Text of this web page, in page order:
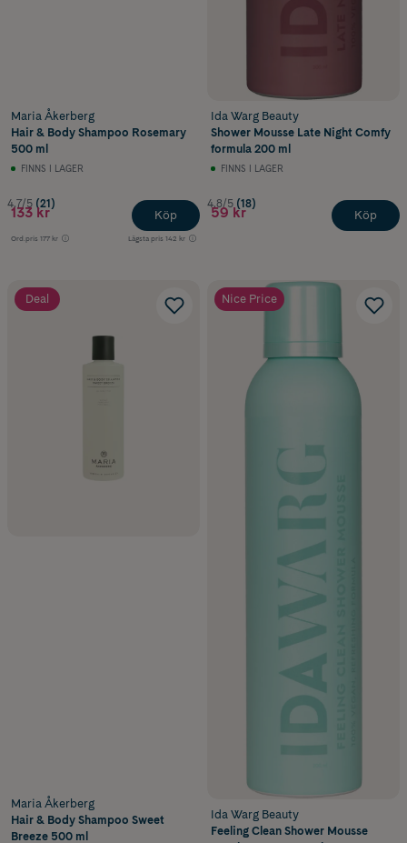
Maria Åkerberg
Hair & Body Shampoo Rosemary
500 ml
FINNS I LAGER
4.7/5 (21)
133 kr
Ord.pris 177 kr Lägsta pris 142 kr
Köp
Ida Warg Beauty
Shower Mousse Late Night Comfy
formula 200 ml
FINNS I LAGER
4.8/5 (18)
59 kr Köp
Deal
Maria Åkerberg
Hair & Body Shampoo Sweet
Breeze 500 ml
Nice Price
Ida Warg Beauty
Feeling Clean Shower Mousse